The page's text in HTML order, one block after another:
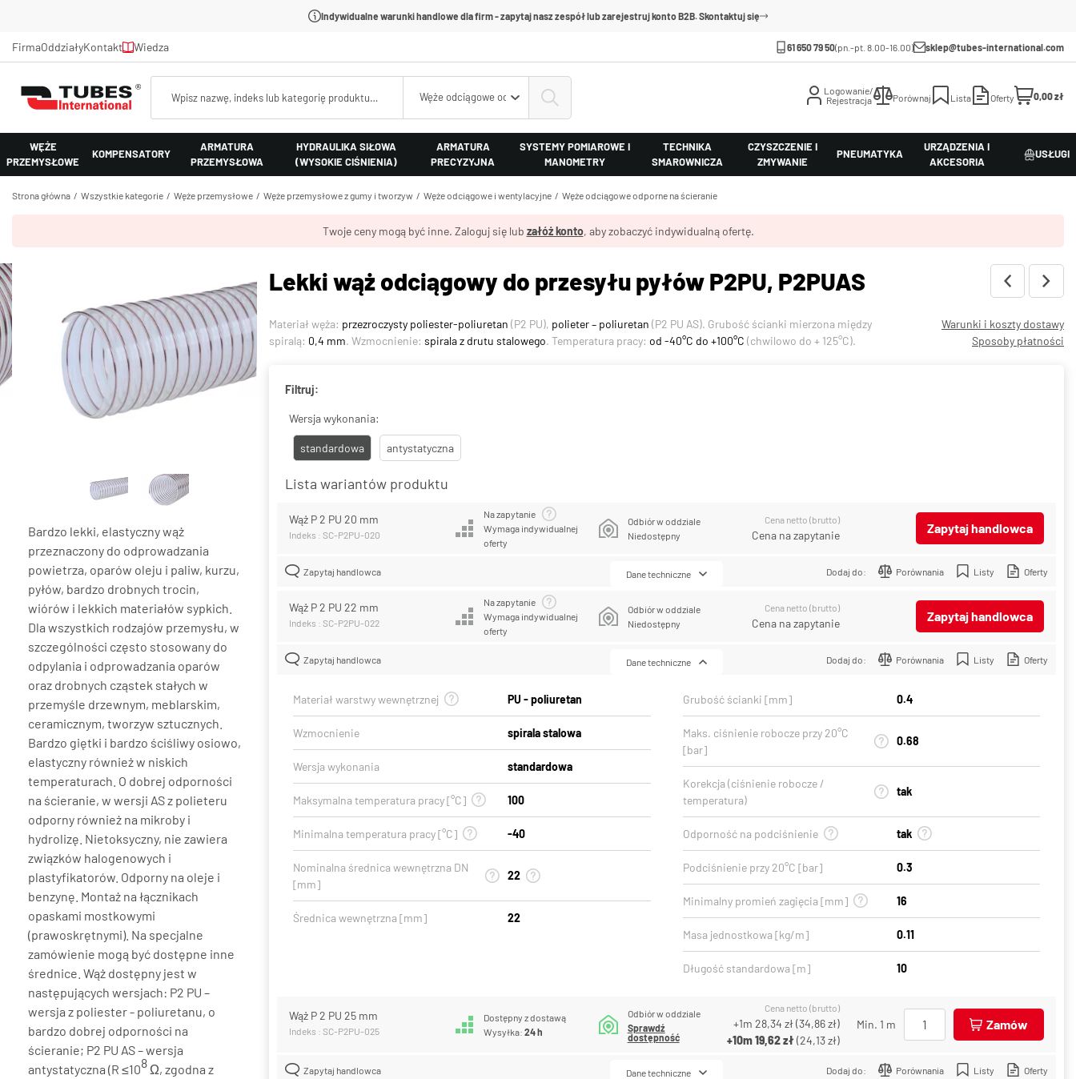
Indywidualne warunki handlowe dla firm - zapytaj nasz zespół lub zarejestruj konto B2B. Skontaktuj się
FirmaOddziałyKontakt Wiedza 61 650 79 50(pn.-pt. 8.00-16.00) sklep@tubes-international.com
Węże odciągowe odporne na ścieranie
Logowanie/
Rejestracja
Porównaj Lista Oferty 0,00 zł
WĘŻE
PRZEMYSŁOWE
KOMPENSATORY
ARMATURA
PRZEMYSŁOWA
HYDRAULIKA SIŁOWA
(WYSOKIE CIŚNIENIA)
ARMATURA
PRECYZYJNA
SYSTEMY POMIAROWE I
MANOMETRY
TECHNIKA
SMAROWNICZA
CZYSZCZENIE I
ZMYWANIE
PNEUMATYKA
URZĄDZENIA I
AKCESORIA
USŁUGI
Strona główna Wszystkie kategorie Węże przemysłowe Węże przemysłowe z gumy i tworzyw Węże odciągowe i wentylacyjne Węże odciągowe odporne na ścieranie
Twoje ceny mogą być inne. Zaloguj się lub załóż konto, aby zobaczyć indywidualną ofertę.
Bardzo lekki, elastyczny wąż
przeznaczony do odprowadzania
powietrza, oparów oleju i paliw, kurzu,
pyłów, bardzo drobnych trocin,
wiórów i lekkich materiałów sypkich.
Dla wszystkich rodzajów przemysłu, w
szczególności często stosowany do
odpylania i odprowadzania oparów
oraz drobnych cząstek stałych w
przemyśle drzewnym, meblarskim,
ceramicznym, tworzyw sztucznych.
Bardzo giętki i bardzo ściśliwy osiowo,
elastyczny również w niskich
temperaturach. O dobrej odporności
na ścieranie, w wersji AS z polieteru
odporny również na mikroby i
hydrolizę. Nietoksyczny, nie zawiera
związków halogenowych i
plastyfikatorów. Odporny na oleje i
benzynę. Montaż na łącznikach
opaskami mostkowymi
(prawoskrętnymi). Na specjalne
zamówienie mogą być dostępne inne
średnice. Wąż dostępny jest w
następujących wersjach: P2 PU –
wersja z poliester - poliuretanu, o
bardzo dobrej odporności na
ścieranie; P2 PU AS – wersja
antystatyczna (R ≤108 Ω, zgodna z
Lekki wąż odciągowy do przesyłu pyłów P2PU, P2PUAS
Materiał węża: przezroczysty poliester-poliuretan (P2 PU), polieter – poliuretan (P2 PU AS). Grubość ścianki mierzona między
spiralą: 0,4 mm. Wzmocnienie: spirala z drutu stalowego. Temperatura pracy: od -40°C do +100°C (chwilowo do + 125°C).
Warunki i koszty dostawy
Sposoby płatności
Filtruj:
Wersja wykonania:
standardowa antystatyczna
Lista wariantów produktu
Wąż P 2 PU 20 mm
Indeks : SC-P2PU-020
Na zapytanie
Wymaga indywidualnej
oferty
Odbiór w oddziale
Niedostępny
Cena netto (brutto)
Cena na zapytanie Zapytaj handlowca
Zapytaj handlowca Dodaj do: Porównania Listy Oferty
Dane techniczne
Wąż P 2 PU 22 mm
Indeks : SC-P2PU-022
Na zapytanie
Wymaga indywidualnej
oferty
Odbiór w oddziale
Niedostępny
Cena netto (brutto)
Cena na zapytanie Zapytaj handlowca
Zapytaj handlowca Dodaj do: Porównania Listy Oferty
Dane techniczne
Materiał warstwy wewnętrznej PU - poliuretan
Wzmocnienie spirala stalowa
Wersja wykonania standardowa
Maksymalna temperatura pracy [°C] 100
Minimalna temperatura pracy [°C] -40
Nominalna średnica wewnętrzna DN
[mm]
22
Średnica wewnętrzna [mm] 22
Grubość ścianki [mm] 0.4
Maks. ciśnienie robocze przy 20°C
[bar]
0.68
Korekcja (ciśnienie robocze /
temperatura)
tak
Odporność na podciśnienie tak
Podciśnienie przy 20°C [bar] 0.3
Minimalny promień zagięcia [mm] 16
Masa jednostkowa [kg/m] 0.11
Długość standardowa [m] 10
Wąż P 2 PU 25 mm
Indeks : SC-P2PU-025
Dostępny z dostawą
Wysyłka:24 h
Odbiór w oddziale
Sprawdź
dostępność
Cena netto (brutto)
+1m 28,34 zł(34,86 zł)
+10m19,62 zł(24,13 zł)
Min. 1 m Zamów
Zapytaj handlowca Dodaj do: Porównania Listy Oferty
Dane techniczne